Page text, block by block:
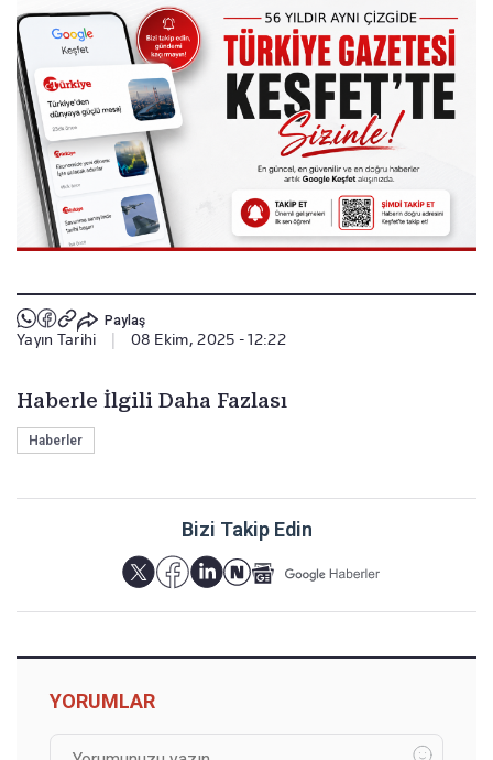
Paylaş
Yayın Tarihi 08 Ekim, 2025 - 12:22
Haberle İlgili Daha Fazlası
Haberler
Bizi Takip Edin
YORUMLAR